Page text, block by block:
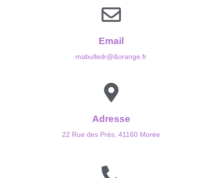
Email
mabulledr@&orange.fr
Adresse
22 Rue des Prés, 41160 Morée